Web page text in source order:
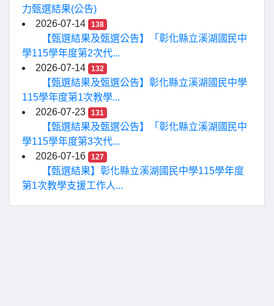
力甄選結果(公告)
2026-07-14
138
【甄選結果及甄選公告】「彰化縣立溪湖國民中
學115學年度第2次代...
2026-07-14
132
【甄選結果及甄選公告】彰化縣立溪湖國民中學
115學年度第1次教學...
2026-07-23
131
【甄選結果及甄選公告】「彰化縣立溪湖國民中
學115學年度第3次代...
2026-07-16
127
【甄選結果】彰化縣立溪湖國民中學115學年度
第1次教學支援工作人...